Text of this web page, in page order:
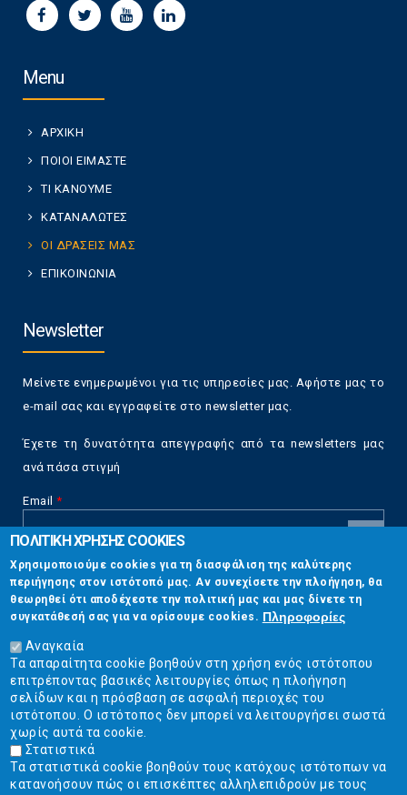
Menu
ΑΡΧΙΚΗ
ΠΟΙΟΙ ΕΙΜΑΣΤΕ
ΤΙ ΚΑΝΟΥΜΕ
ΚΑΤΑΝΑΛΩΤΕΣ
ΟΙ ΔΡΑΣΕΙΣ ΜΑΣ
ΕΠΙΚΟΙΝΩΝΙΑ
Newsletter
Μείνετε ενημερωμένοι για τις υπηρεσίες μας. Αφήστε μας το
e-mail σας και εγγραφείτε στο newsletter μας.
Έχετε τη δυνατότητα απεγγραφής από τα newsletters μας
ανά πάσα στιγμή
Email *
CAPTCHA
This
question is
for testing
whether or
not you are a
human visitor
and to
prevent
automated
spam
submissions.
5+2
Επικοινωνία
Στουρνάρη 17, Αθήνα 10683
2103304444
info@ekpizo.gr
www.ekpizo.gr
Δευ - Πεμ:10:00 πμ - 2:00 μμ
ΠΟΛΙΤΙΚΗ ΧΡΗΣΗΣ COOKIES
Χρησιμοποιούμε cookies για τη διασφάλιση της καλύτερης
περιήγησης στον ιστότοπό μας. Αν συνεχίσετε την πλοήγηση, θα
θεωρηθεί ότι αποδέχεστε την πολιτική μας και μας δίνετε τη
συγκατάθεσή σας για να ορίσουμε cookies. Πληροφορίες
Αναγκαία
Τα απαραίτητα cookie βοηθούν στη χρήση ενός ιστότοπου
επιτρέποντας βασικές λειτουργίες όπως η πλοήγηση
σελίδων και η πρόσβαση σε ασφαλή περιοχές του
ιστότοπου. Ο ιστότοπος δεν μπορεί να λειτουργήσει σωστά
χωρίς αυτά τα cookie.
Στατιστικά
Τα στατιστικά cookie βοηθούν τους κατόχους ιστότοπων να
κατανοήσουν πώς οι επισκέπτες αλληλεπιδρούν με τους